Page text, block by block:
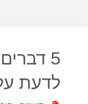
5
לדעת